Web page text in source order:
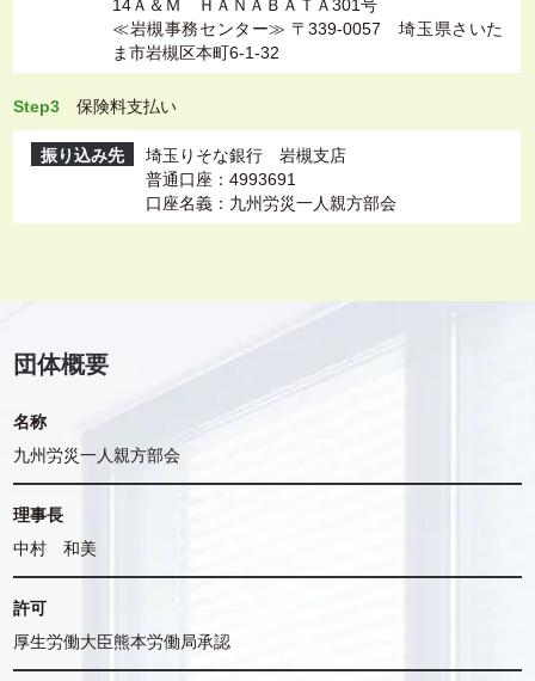
14Ａ＆Ｍ ＨＡＮＡＢＡＴＡ301号
≪岩槻事務センター≫ 〒339-0057 埼玉県さいた
ま市岩槻区本町6-1-32
Step3 保険料支払い
振り込み先
埼玉りそな銀行 岩槻支店
普通口座：4993691
口座名義：九州労災一人親方部会
団体概要
名称
九州労災一人親方部会
理事長
中村 和美
許可
厚生労働大臣熊本労働局承認